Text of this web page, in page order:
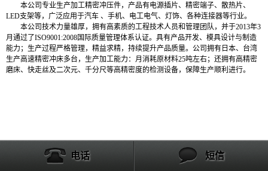
本公司专业生产加工精密冲压件，产品有电源插片、精密端子、散热片、
LED支架等，广泛应用于汽车 、手机、电工电气、灯饰、各种连接器等行业。
本公司技术力量雄厚，拥有高素质的工程技术人员和管理团队，并于2013年3
月通过了ISO9001:2008国际质量管理体系认证。具有产品开发、模具设计与制造
能力；生产过程严格管理，精益求精，持续提升产品质量。公司拥有日本、台湾
生产高速精密冲床多台，生产加工能力：月消耗原材料25吨左右；还拥有高精密
磨床、快走丝及二次元、千分尺等高精密度的检测设备，保障生产顺利进行。
电话 短信